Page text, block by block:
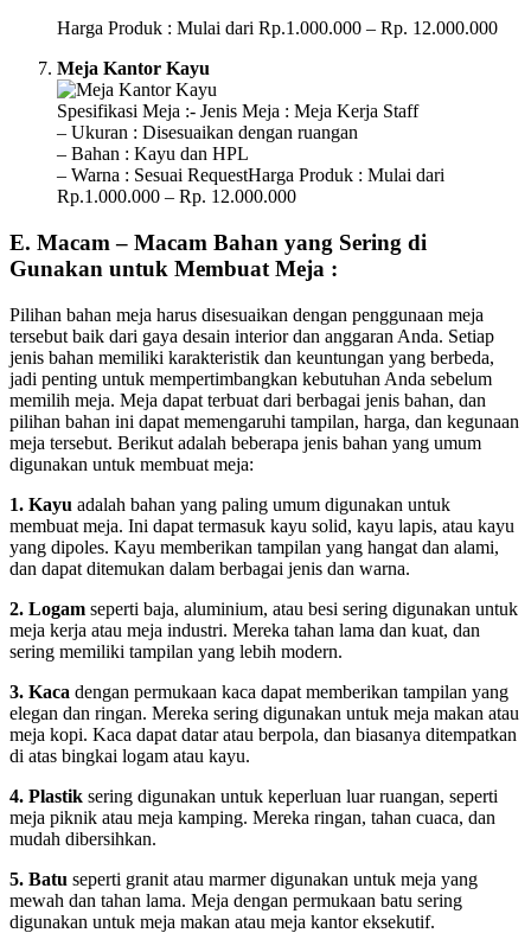
Harga Produk : Mulai dari Rp.1.000.000 – Rp. 12.000.000
Meja Kantor Kayu
Spesifikasi Meja :- Jenis Meja : Meja Kerja Staff
– Ukuran : Disesuaikan dengan ruangan
– Bahan : Kayu dan HPL
– Warna : Sesuai RequestHarga Produk : Mulai dari
Rp.1.000.000 – Rp. 12.000.000
E. Macam – Macam Bahan yang Sering di
Gunakan untuk Membuat Meja :
Pilihan bahan meja harus disesuaikan dengan penggunaan meja
tersebut baik dari gaya desain interior dan anggaran Anda. Setiap
jenis bahan memiliki karakteristik dan keuntungan yang berbeda,
jadi penting untuk mempertimbangkan kebutuhan Anda sebelum
memilih meja. Meja dapat terbuat dari berbagai jenis bahan, dan
pilihan bahan ini dapat memengaruhi tampilan, harga, dan kegunaan
meja tersebut. Berikut adalah beberapa jenis bahan yang umum
digunakan untuk membuat meja:
1. Kayu adalah bahan yang paling umum digunakan untuk
membuat meja. Ini dapat termasuk kayu solid, kayu lapis, atau kayu
yang dipoles. Kayu memberikan tampilan yang hangat dan alami,
dan dapat ditemukan dalam berbagai jenis dan warna.
2. Logam seperti baja, aluminium, atau besi sering digunakan untuk
meja kerja atau meja industri. Mereka tahan lama dan kuat, dan
sering memiliki tampilan yang lebih modern.
3. Kaca dengan permukaan kaca dapat memberikan tampilan yang
elegan dan ringan. Mereka sering digunakan untuk meja makan atau
meja kopi. Kaca dapat datar atau berpola, dan biasanya ditempatkan
di atas bingkai logam atau kayu.
4. Plastik sering digunakan untuk keperluan luar ruangan, seperti
meja piknik atau meja kamping. Mereka ringan, tahan cuaca, dan
mudah dibersihkan.
5. Batu seperti granit atau marmer digunakan untuk meja yang
mewah dan tahan lama. Meja dengan permukaan batu sering
digunakan untuk meja makan atau meja kantor eksekutif.